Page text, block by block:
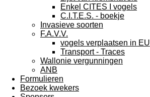
Enkel CITES I vogels
C.I.T.E.S. - boekje
Invasieve soorten
F.A.V.V.
vogels verplaatsen in EU
Transport - Traces
Wallonie vergunningen
ANB
Formulieren
Bezoek kwekers